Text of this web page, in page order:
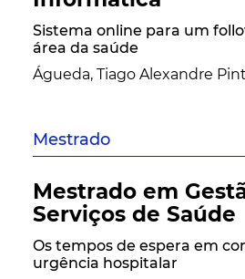
Sistema online para um
área da saúde
Águeda, Tiago Alexandre
Mestrado
Mestrado em
Serviços de Saúde
Os tempos de espera em
urgência hospitalar